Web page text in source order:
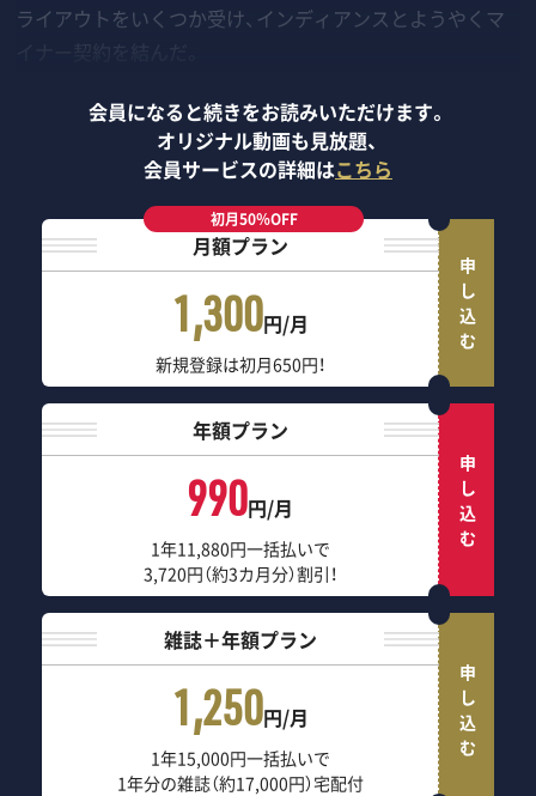
ライアウトをいくつか受け、インディアンスとようやくマ
会員になると続きをお読みいただけます。
オリジナル動画も見放題、
会員サービスの詳細はこちら
初月50％OFF
月額プラン
1,300円/月
新規登録は初月650円！
申し込む
年額プラン
990円/月
1年11,880円一括払いで
3,720円（約3カ月分）割引！
申し込む
雑誌＋年額プラン
1,250円/月
1年15,000円一括払いで
1年分の雑誌（約17,000円）宅配付
申し込む